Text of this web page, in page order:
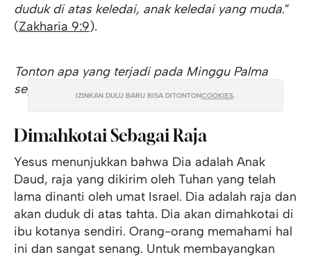
duduk di atas keledai, anak keledai yang muda.”
(Zakharia 9:9).
Tonton apa yang terjadi pada Minggu Palma
seperti yang tertulis dalam Injil Yohanes:
IZINKAN DULU BARU BISA DITONTONCOOKIES.
Dimahkotai Sebagai Raja
Yesus menunjukkan bahwa Dia adalah Anak
Daud, raja yang dikirim oleh Tuhan yang telah
lama dinanti oleh umat Israel. Dia adalah raja dan
akan duduk di atas tahta. Dia akan dimahkotai di
ibu kotanya sendiri. Orang-orang memahami hal
ini dan sangat senang. Untuk membayangkan